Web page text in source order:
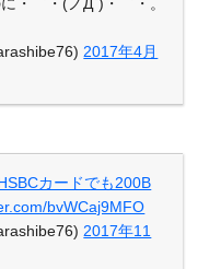
2017年4月
カードでも200B
bvWCaj9MFO
2017年11